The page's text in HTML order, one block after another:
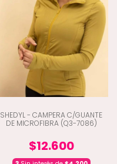
SHEDYL - CAMPERA C/GUANTE
DE MICROFIBRA (Q3-7086)
$12.600